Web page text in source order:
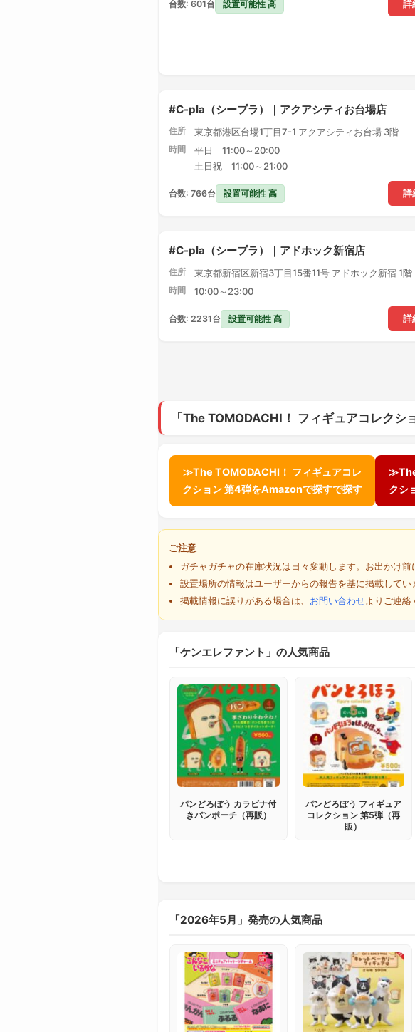
詳
台数: 601台 設置可能性 高
#C-pla（シープラ）｜アクアシティお台場店
住所 東京都港区台場1丁目7-1 アクアシティお台場 3階
時間
平日 11:00～20:00
土日祝 11:00～21:00
詳
台数: 766台 設置可能性 高
#C-pla（シープラ）｜アドホック新宿店
住所 東京都新宿区新宿3丁目15番11号 アドホック新宿 1
時間 10:00～23:00
詳
台数: 2231台 設置可能性 高
「The TOMODACHI！ フィギュアコレクシ
≫The TOMODACHI！ フィギュアコレ
クション 第4弾をAmazonで探すで探す
クシ
ご注意
ガチャガチャの在庫状況は日々変動します。お出かけ前
設置場所の情報はユーザーからの報告を基に掲載してい
掲載情報に誤りがある場合は、 お問い合わせよりご連絡
「ケンエレファント」の人気商品
パンどろぼう カラビナ付
きパンポーチ（再販）
パンどろぼう フィギュア
コレクション 第5弾（再
販）
「2026年5月」発売の人気商品